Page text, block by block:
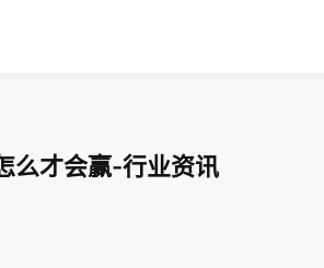
么才会赢-行业资讯